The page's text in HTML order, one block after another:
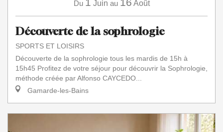
Du Juin au Août
Découverte de la sophrologie
SPORTS ET LOISIRS
Découverte de la sophrologie tous les mardis de 15h à
15h45 Profitez de votre séjour pour découvrir la Sophrologie,
méthode créée par Alfonso CAYCEDO...
Gamarde-les-Bains